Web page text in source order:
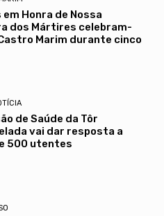
em Honra de Nossa
dos Mártires celebram-
Marim durante cinco
de Saúde da Tôr
vai dar resposta a
500 utentes